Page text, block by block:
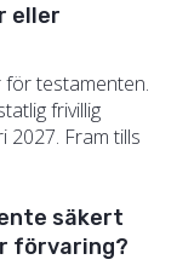
eller
för testamenten.
frivillig
2027. Fram tills
säkert
förvaring?